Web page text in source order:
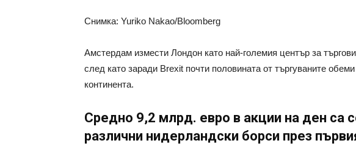
Снимка: Yuriko Nakao/Bloomberg
Амстердам измести Лондон като най-големия център за
след като заради Brexit почти половината от търгуваните
континента.
Средно 9,2 млрд. евро в акции на ден са
различни нидерландски борси през